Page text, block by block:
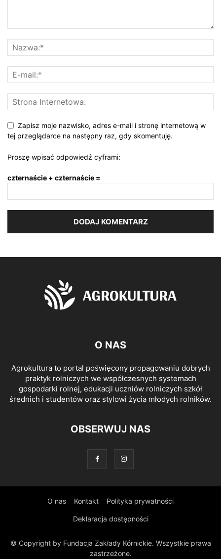
Zapisz moje nazwisko, adres e-mail i stronę internetową w
tej przeglądarce na następny raz, gdy skomentuję.
Proszę wpisać odpowiedź cyframi:
czternaście + czternaście =
O NAS
Agrokultura to portal poświęcony propagowaniu dobrych
praktyk rolniczych we współczesnych systemach
gospodarki rolnej, edukacji uczniów rolniczych szkół
średnich i studentów oraz stylowi życia młodych rolników.
OBSERWUJ NAS
O nas Kontakt Polityka prywatności
Deklaracja dostępności
© Copyright by Fundacja Zakłady Kórnickie. Wszystkie prawa
zastrzeżone.